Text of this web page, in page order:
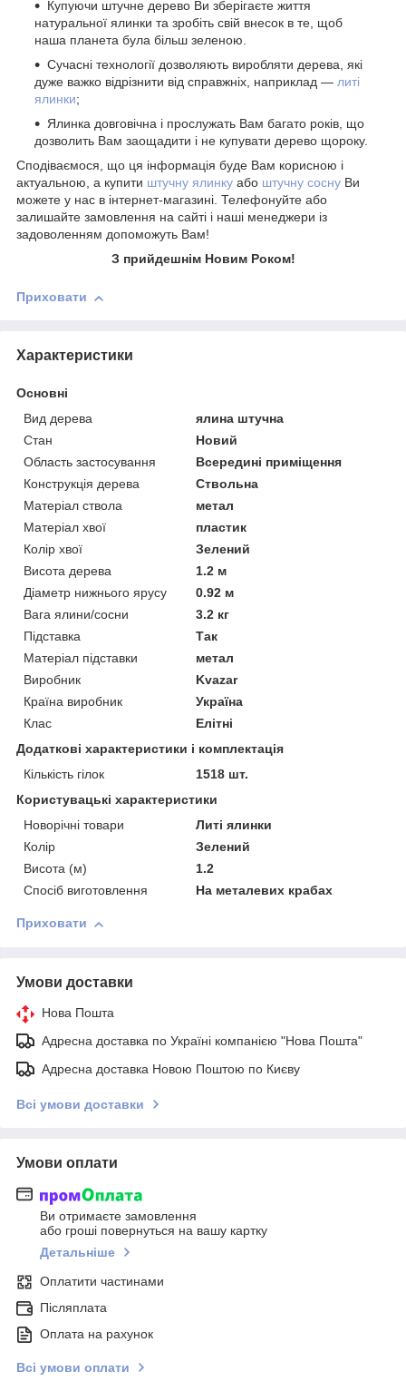
Купуючи штучне дерево Ви зберігаєте життя
натуральної ялинки та зробіть свій внесок в те, щоб
наша планета була більш зеленою.
Сучасні технології дозволяють виробляти дерева, які
дуже важко відрізнити від справжніх, наприклад ― литі
ялинки;
Ялинка довговічна і прослужать Вам багато років, що
дозволить Вам заощадити і не купувати дерево щороку.
Сподіваємося, що ця інформація буде Вам корисною і
актуальною, а купити штучну ялинку або штучну сосну Ви
можете у нас в інтернет-магазині. Телефонуйте або
залишайте замовлення на сайті і наші менеджери із
задоволенням допоможуть Вам!
З прийдешнім Новим Роком!
Приховати
Характеристики
Основні
Вид дерева
ялина штучна
Стан
Новий
Область застосування
Всередині приміщення
Конструкція дерева
Ствольна
Матеріал ствола
метал
Матеріал хвої
пластик
Колір хвої
Зелений
Висота дерева
1.2 м
Діаметр нижнього ярусу
0.92 м
Вага ялини/сосни
3.2 кг
Підставка
Так
Матеріал підставки
метал
Виробник
Kvazar
Країна виробник
Україна
Клас
Елітні
Додаткові характеристики і комплектація
Кількість гілок
1518 шт.
Користувацькi характеристики
Новорічні товари
Литі ялинки
Колір
Зелений
Висота (м)
1.2
Спосіб виготовлення
На металевих крабах
Приховати
Умови доставки
Нова Пошта
Адресна доставка по Україні компанією "Нова Пошта"
Адресна доставка Новою Поштою по Києву
Всі умови доставки
Умови оплати
Ви отримаєте замовлення
або гроші повернуться на вашу картку
Детальніше
Оплатити частинами
Післяплата
Оплата на рахунок
Всі умови оплати